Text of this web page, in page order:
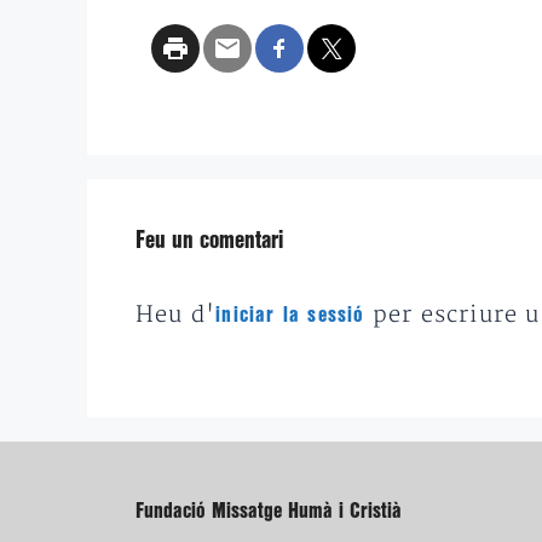
Feu un comentari
Heu d'iniciar la sessió per escriure
Fundació Missatge Humà i Cristià